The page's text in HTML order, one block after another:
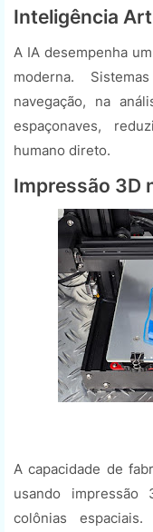
Inteligência
A IA desempenha
moderna.
navegação, na
espaçonaves,
humano direto.
Impressão 3D
A capacidade de
usando
colônias